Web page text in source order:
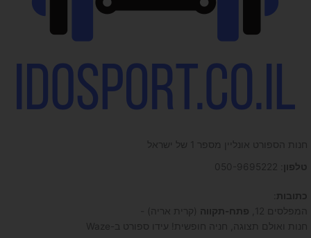
חנות הספורט אונליין מספר 1 של ישראל
טלפון
כתובות
המפלסים 12,
פתח-תקווה (קרית אריה) -
חנות ואולם תצוגה, חניה חופשית! עידו ספורט ב-Waze